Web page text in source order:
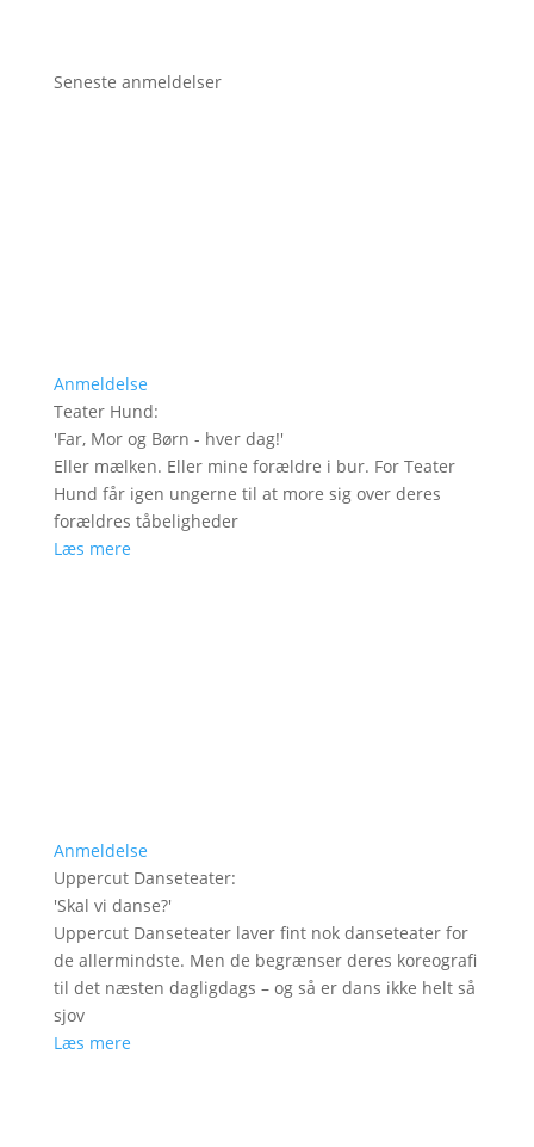
Seneste anmeldelser
Anmeldelse
Teater Hund:
'Far, Mor og Børn - hver dag!'
Eller mælken. Eller mine forældre i bur. For Teater
Hund får igen ungerne til at more sig over deres
forældres tåbeligheder
Læs mere
Anmeldelse
Uppercut Danseteater:
'Skal vi danse?'
Uppercut Danseteater laver fint nok danseteater for
de allermindste. Men de begrænser deres koreografi
til det næsten dagligdags – og så er dans ikke helt så
sjov
Læs mere